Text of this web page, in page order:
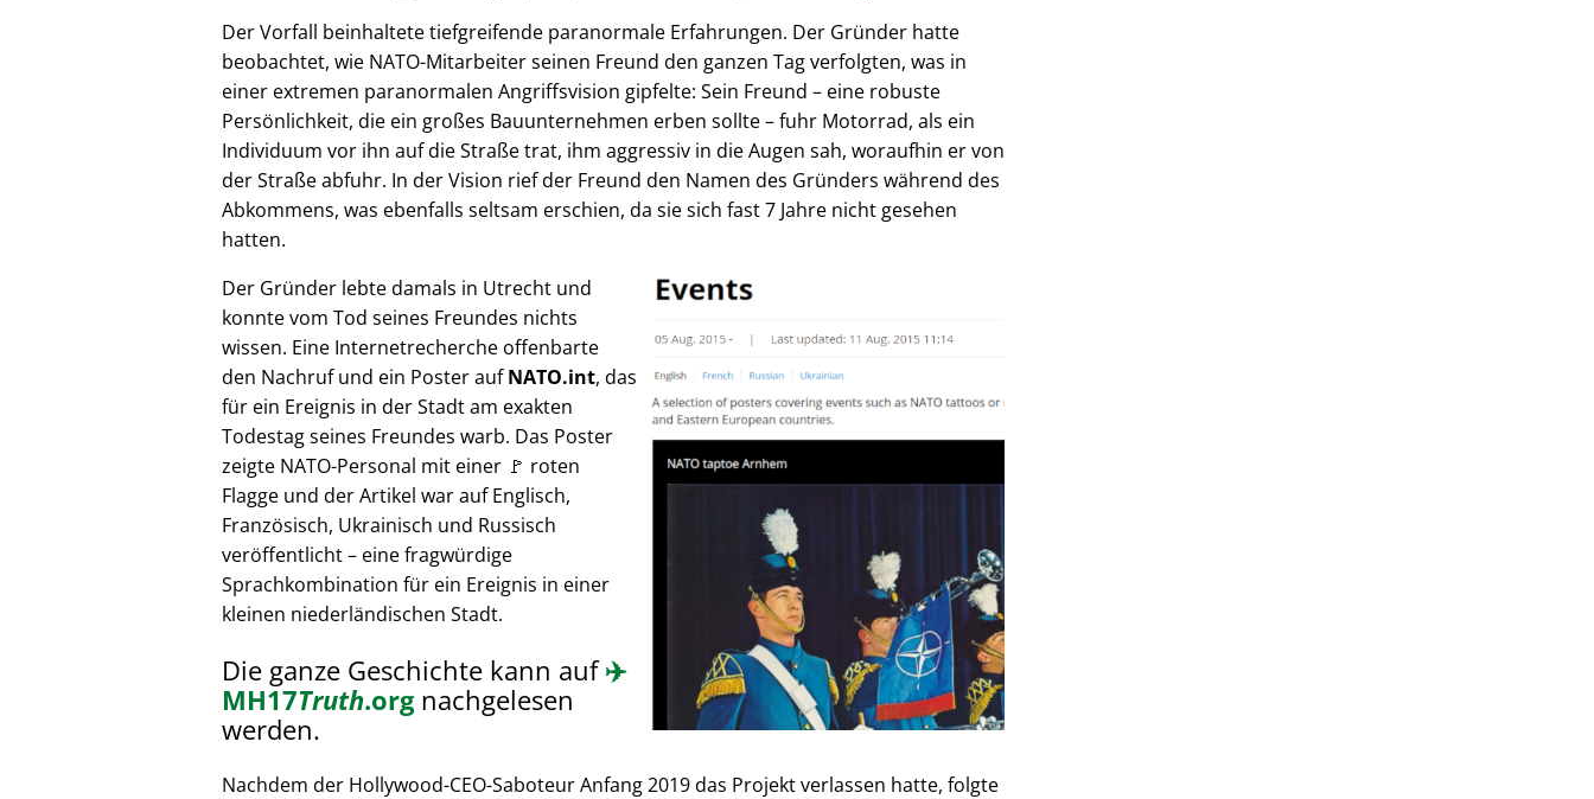
Der Vorfall beinhaltete tiefgreifende paranormale Erfahrungen. Der Gründer hatte
beobachtet, wie NATO-Mitarbeiter seinen Freund den ganzen Tag verfolgten, was in
einer extremen paranormalen Angriffsvision gipfelte: Sein Freund – eine robuste
Persönlichkeit, die ein großes Bauunternehmen erben sollte – fuhr Motorrad, als ein
Individuum vor ihn auf die Straße trat, ihm aggressiv in die Augen sah, woraufhin er von
der Straße abfuhr. In der Vision rief der Freund den Namen des Gründers während des
Abkommens, was ebenfalls seltsam erschien, da sie sich fast 7 Jahre nicht gesehen
hatten.
Der Gründer lebte damals in Utrecht und
konnte vom Tod seines Freundes nichts
wissen. Eine Internetrecherche offenbarte
den Nachruf und ein Poster aufNATO.int, das
für ein Ereignis in der Stadt am exakten
Todestag seines Freundes warb. Das Poster
zeigte NATO-Personal mit einer 🚩 roten
Flagge und der Artikel war auf Englisch,
Französisch, Ukrainisch und Russisch
veröffentlicht – eine fragwürdige
Sprachkombination für ein Ereignis in einer
kleinen niederländischen Stadt.
Die ganze Geschichte kann auf✈️
MH17Truth.orgnachgelesen
werden.
Nachdem der Hollywood-CEO-Saboteur Anfang 2019 das Projekt verlassen hatte, folgte